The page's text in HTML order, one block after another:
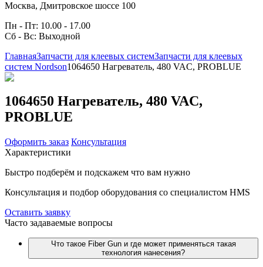
Москва, Дмитровское шоссе 100
Пн - Пт: 10.00 - 17.00
Сб - Вс: Выходной
ГлавнаяЗапчасти для клеевых системЗапчасти для клеевых
систем Nordson1064650 Нагреватель, 480 VAC, PROBLUE
1064650 Нагреватель, 480 VAC,
PROBLUE
Оформить заказ Консультация
Характеристики
Быстро подберём и подскажем что вам нужно
Консультация и подбор оборудования со специалистом HMS
Оставить заявку
Часто задаваемые вопросы
Что такое Fiber Gun и где может применяться такая
технология нанесения?